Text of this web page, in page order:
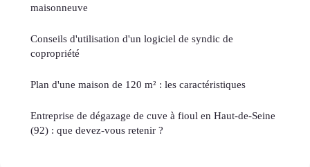
maisonneuve
Conseils d'utilisation d'un logiciel de syndic de
copropriété
Plan d'une maison de 120 m² : les caractéristiques
Entreprise de dégazage de cuve à fioul en Haut-de-Seine
(92) : que devez-vous retenir ?